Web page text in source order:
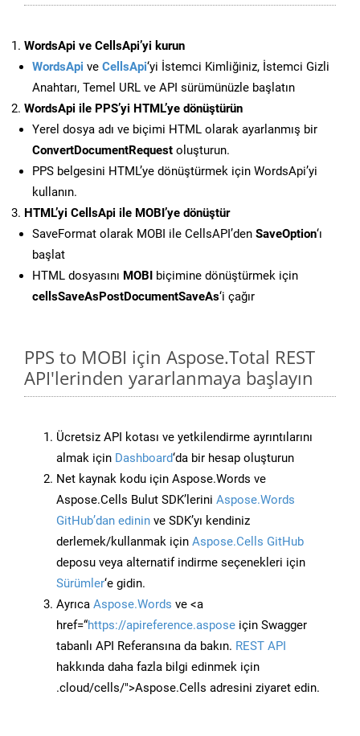
WordsApi ve CellsApi’yi kurun
WordsApi ve CellsApi‘yi İstemci Kimliğiniz, İstemci Gizli
Anahtarı, Temel URL ve API sürümünüzle başlatın
WordsApi ile PPS’yi HTML’ye dönüştürün
Yerel dosya adı ve biçimi HTML olarak ayarlanmış bir
ConvertDocumentRequest oluşturun.
PPS belgesini HTML’ye dönüştürmek için WordsApi’yi
kullanın.
HTML’yi CellsApi ile MOBI’ye dönüştür
SaveFormat olarak MOBI ile CellsAPI’den SaveOption‘ı
başlat
HTML dosyasını MOBI biçimine dönüştürmek için
cellsSaveAsPostDocumentSaveAs‘i çağır
PPS to MOBI için Aspose.Total REST
API'lerinden yararlanmaya başlayın
Ücretsiz API kotası ve yetkilendirme ayrıntılarını
almak için Dashboard‘da bir hesap oluşturun
Net kaynak kodu için Aspose.Words ve
Aspose.Cells Bulut SDK’lerini Aspose.Words
GitHub’dan edinin ve SDK’yı kendiniz
derlemek/kullanmak için Aspose.Cells GitHub
deposu veya alternatif indirme seçenekleri için
Sürümler‘e gidin.
Ayrıca Aspose.Words ve <a
href=“https://apireference.aspose için Swagger
tabanlı API Referansına da bakın. REST API
hakkında daha fazla bilgi edinmek için
.cloud/cells/">Aspose.Cells adresini ziyaret edin.